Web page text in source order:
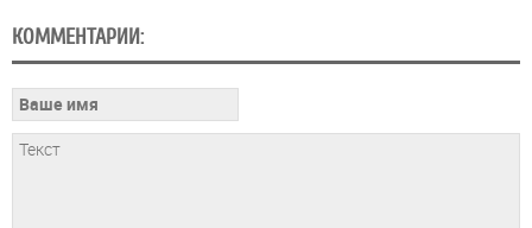
КОММЕНТАРИИ: